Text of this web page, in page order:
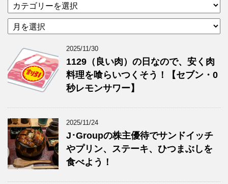
テ
ゴ
リ
ア
ー
ブ
2025/11/30
1129（良い肉）の日なので、安く肉
料理を喰らいつくそう！【セブン・0
秒レモンサワー】
2025/11/24
J･Groupの株主優待でサンドイッチ
やプリン、ステーキ、ひつまぶしを
食べよう！